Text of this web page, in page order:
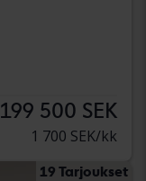
199 500 SEK
1 700 SEK/kk
19 Tarjoukset